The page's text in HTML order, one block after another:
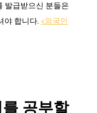
발급받으신 분들은
야 합니다. <외국인
공부할